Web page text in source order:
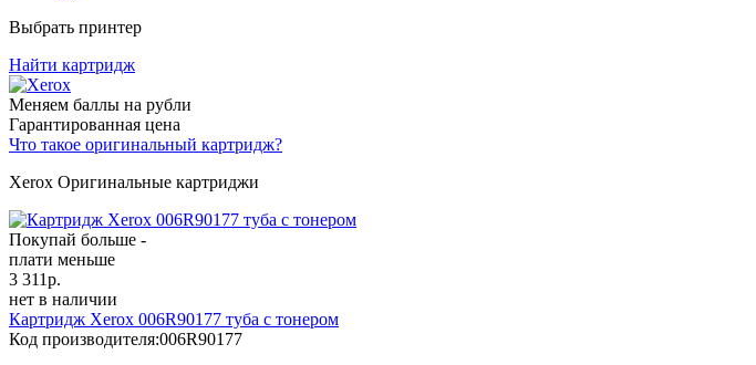
Выбрать принтер
Найти картридж
Меняем баллы на рубли
Гарантированная цена
Что такое оригинальный картридж?
Xerox Оригинальные картриджи
Покупай больше -
плати меньше
3 311р.
нет в наличии
Картридж Xerox 006R90177 туба с тонером
Код производителя:006R90177